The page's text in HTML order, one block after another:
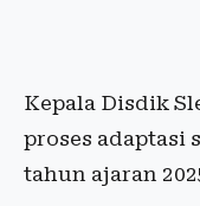
Kepala Disdik
proses adaptasi
tahun ajaran